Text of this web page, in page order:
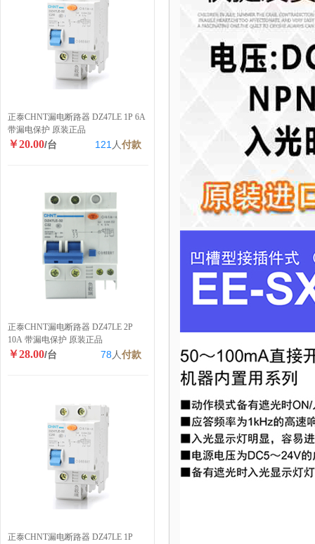
正泰CHNT漏电断路器 DZ47LE 1P 6A
带漏电保护 原装正品
￥20.00/台 121 人付款
正泰CHNT漏电断路器 DZ47LE 2P
10A 带漏电保护 原装正品
￥28.00/台 78 人付款
正泰CHNT漏电断路器 DZ47LE 1P